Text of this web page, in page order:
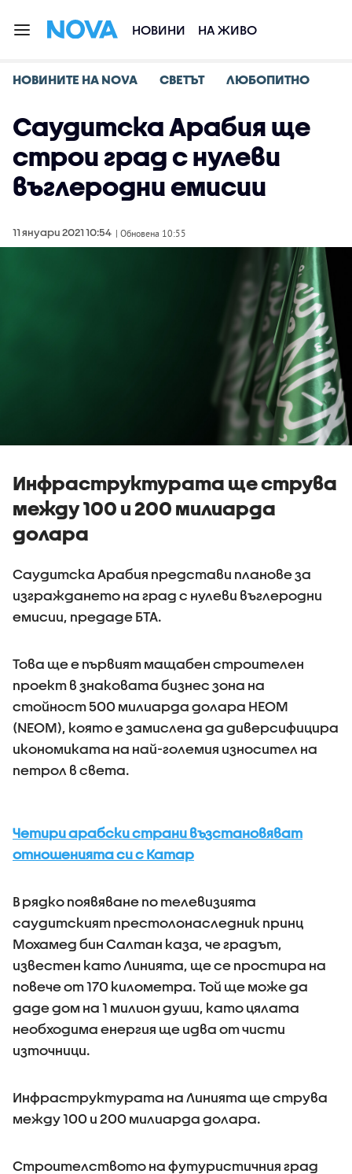
НОВИНИ НА ЖИВО
НОВИНИТЕ НА NOVA СВЕТЪТ ЛЮБОПИТНО
Саудитска Арабия ще
строи град с нулеви
въглеродни емисии
11 януари 2021 10:54 | Обновена 10:55
Инфраструктурата ще струва
между 100 и 200 милиарда
долара
Саудитска Арабия представи планове за
изграждането на град с нулеви въглеродни
емисии, предаде БТА.
Това ще е първият мащабен строителен
проект в знаковата бизнес зона на
стойност 500 милиарда долара НЕОМ
(NEOM), която е замислена да диверсифицира
икономиката на най-големия износител на
петрол в света.
Четири арабски страни възстановяват
отношенията си с Катар
В рядко появяване по телевизията
саудитският престолонаследник принц
Мохамед бин Салтан каза, че градът,
известен като Линията, ще се простира на
повече от 170 километра. Той ще може да
даде дом на 1 милион души, като цялата
необходима енергия ще идва от чисти
източници.
Инфраструктурата на Линията ще струва
между 100 и 200 милиарда долара.
Строителството на футуристичния град